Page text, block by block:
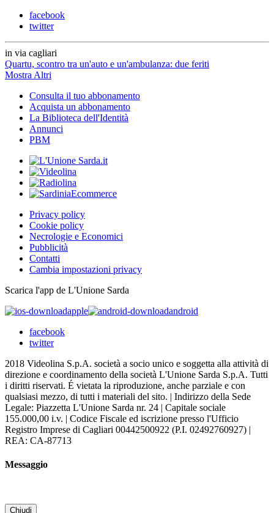
facebook
twitter
in via cagliari
Quartu, scontro tra un'auto e un'ambulanza: due feriti
Mostra Altri
Consulta il tuo abbonamento
Acquista un abbonamento
La Biblioteca dell'Identità
Annunci
PBM
Privacy policy
Cookie policy
Necrologie e Economici
Pubblicità
Contatti
Cambia impostazioni privacy
Scarica l'app de L'Unione Sarda
apple
android
facebook
twitter
2018 Videolina S.p.A. società a socio unico e soggetta alla attività di
direzione e coordinamento della società L'Unione Sarda S.p.A. Tutti
i diritti riservati. É vietata la riproduzione, anche parziale e con
qualsiasi mezzo, di tutti i materiali del sito. | Indirizzo della Sede
Legale: Piazzetta L'Unione Sarda nr. 24 | Capitale sociale
155.000,00 i.v. | Codice Fiscale ed iscrizione presso l'Ufficio
Registro Imprese di Cagliari 00442500922 (P.I. 02492760927) |
REA: CA-87713
Messaggio
Chiudi